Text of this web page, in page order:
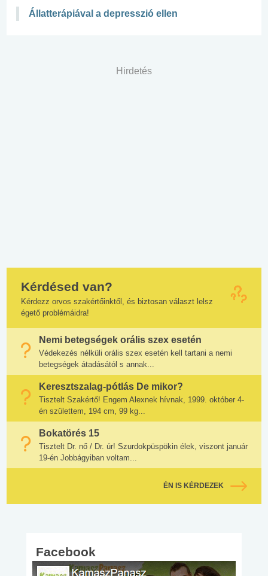
Állatterápiával a depresszió ellen
Hirdetés
Kérdésed van?
Kérdezz orvos szakértőinktől, és biztosan választ lelsz
égető problémáidra!
Nemi betegségek orális szex esetén
Védekezés nélküli orális szex esetén kell tartani a nemi
betegségek átadásától s annak...
Keresztszalag-pótlás De mikor?
Tisztelt Szakértő! Engem Alexnek hívnak, 1999. október 4-
én születtem, 194 cm, 99 kg...
Bokatörés 15
Tisztelt Dr. nő / Dr. úr! Szurdokpüspökin élek, viszont január
19-én Jobbágyiban voltam...
ÉN IS KÉRDEZEK
Facebook